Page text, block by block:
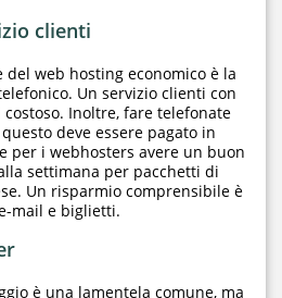
clienti
del web hosting economico è la
Un servizio clienti con
Inoltre, fare telefonate
deve essere pagato in
per i webhosters avere un buon
settimana per pacchetti di
Un risparmio comprensibile è
mail e biglietti.
è una lamentela comune, ma